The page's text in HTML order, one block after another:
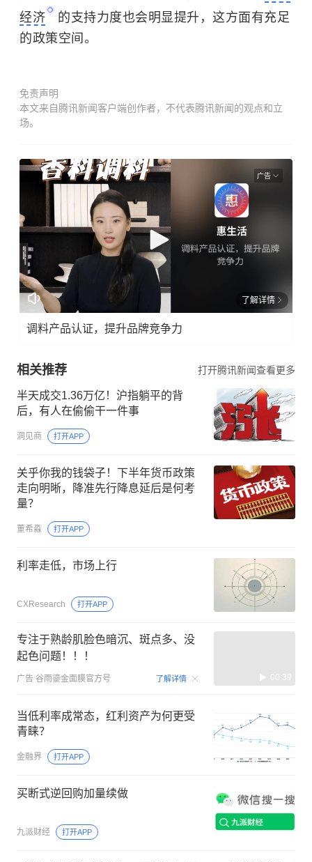
经济
的支持力度也会明显提升，这方面有充足
的政策空间。
免责声明
本文来自腾讯新闻客户端创作者，不代表腾讯新闻的观点和立
场。
广告
了解详情
调料产品认证，提升品牌竞争力
相关推荐 打开腾讯新闻查看更多
半天成交1.36万亿！沪指躺平的背
后，有人在偷偷干一件事
洞见商 打开APP
关乎你我的钱袋子！下半年货币政策
走向明晰，降准先行降息延后是何考
量？
董希淼 打开APP
利率走低，市场上行
CXResearch 打开APP
专注于熟龄肌脸色暗沉、斑点多、没
起色问题！！！
广告 谷雨鎏金面膜官方号 了解详情 00:39
当低利率成常态，红利资产为何更受
青睐？
金融界 打开APP
买断式逆回购加量续做
九派财经 打开APP